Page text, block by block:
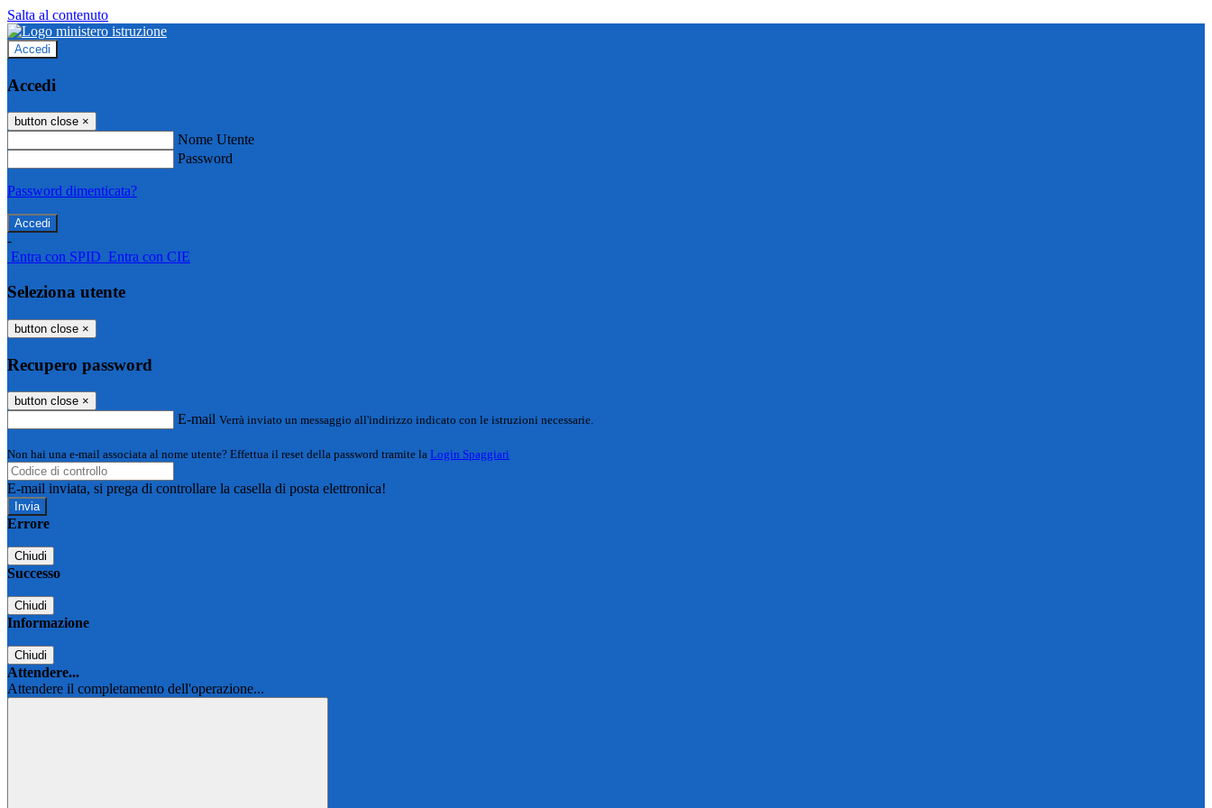
Salta al contenuto
Accedi
Accedi
button close ×
Nome Utente
Password
Password dimenticata?
-
Entra con SPID Entra con CIE
Seleziona utente
button close ×
Recupero password
button close ×
E-mail Verrà inviato un messaggio all'indirizzo indicato con le istruzioni necessarie.
Non hai una e-mail associata al nome utente? Effettua il reset della password tramite la Login Spaggiari
E-mail inviata, si prega di controllare la casella di posta elettronica!
Errore
Chiudi
Successo
Chiudi
Informazione
Chiudi
Attendere...
Attendere il completamento dell'operazione...